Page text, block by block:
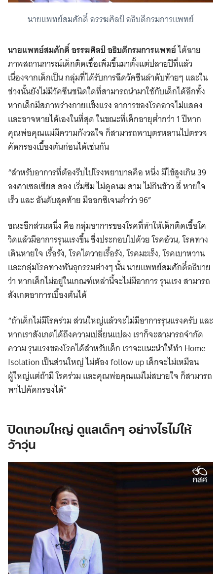
นายแพทย์สมศักดิ์ อรรฆศิลป์ อธิบดีกรมการแพทย์
นายแพทย์สมศักดิ์ อรรฆศิลป์ อธิบดีกรมการแพทย์ได้ฉาย
ภาพสถานการณ์เด็กติดเชื้อเพิ่มขึ้นมาตั้งแต่ปลายปีที่แล้ว
เนื่องจากเด็กเป็น กลุ่มที่ได้รับการฉีดวัคซีนลำดับท้ายๆ และใน
ช่วงนั้นยังไม่มีวัคซีนชนิดใดที่สามารถนำมาใช้กับเด็กได้อีกทั้ง
หากเด็กมีสภาพร่างกายแข็งแรง อาการของโรคอาจไม่แสดง
และอาจหายได้เองในที่สุด ในขณะที่เด็กอายุต่ำกว่า 1 ปีหาก
คุณพ่อคุณแม่มีความกังวลใจ ก็สามารถพาบุตรหลานไปตรวจ
คัดกรองเบื้องต้นก่อนได้เช่นกัน
“สำหรับอาการที่ต้องรีบไปโรงพยาบาลคือ หนึ่ง มีไข้สูงเกิน 39
องศาเซลเซียส สอง เริ่มซึม ไม่ดูดนม สาม ไม่กินข้าว สี่ หายใจ
เร็ว และ อันดับสุดท้าย มีออกซิเจนต่ำว่า 96”
ขณะอีกส่วนหนึ่ง คือ กลุ่มอาการของโรคที่ทำให้เด็กติดเชื้อโค
วิดแล้วมีอาการรุนแรงขึ้น ซึ่งประกอบไปด้วย โรคอ้วน, โรคทาง
เดินหายใจ เรื้อรัง, โรคไตวายเรื้อรัง, โรคมะเร็ง, โรคเบาหวาน
และกลุ่มโรคทางพันธุกรรมต่างๆ นั้น นายแพทย์สมศักดิ์อธิบาย
ว่า หากเด็กไม่อยู่ในเกณฑ์เหล่านี้จะไม่มีอาการ รุนแรง สามารถ
สังเกตอาการเบื้องต้นได้
“ถ้าเด็กไม่มีโรคร่วม ส่วนใหญ่แล้วจะไม่มีอาการรุนแรงครับ และ
หากเราสังเกตได้ถึงความเปลี่ยนแปลง เราก็จะสามารถจำกัด
ความ รุนแรงของโรคได้สำหรับเด็ก เราจะแนะนำให้ทำ Home
Isolation เป็นส่วนใหญ่ ไม่ต้อง follow up เด็กจะไม่เหมือน
ผู้ใหญ่แต่ถ้ามี โรคร่วม และคุณพ่อคุณแม่ไม่สบายใจ ก็สามารถ
พาไปคัดกรองได้”
ปิดเทอมใหญ่ ดูแลเด็กๆ อย่างไรไม่ให้
ว้าวุ่น